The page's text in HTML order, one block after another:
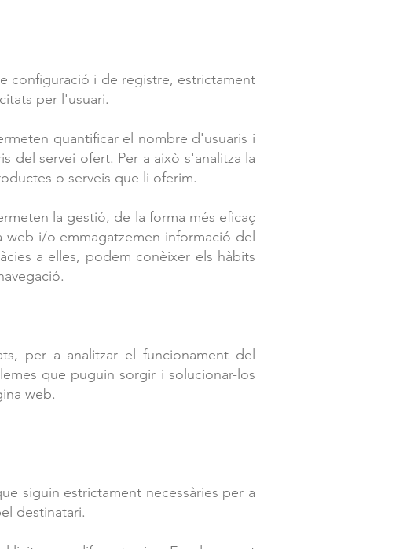
configuració i de registre, estrictament
per l'usuari.
quantificar el nombre d'usuaris i
del servei ofert. Per a això s'analitza la
o serveis que li oferim.
la gestió, de la forma més eficaç
i/o emmagatzemen informació del
a elles, podem conèixer els hàbits
per a analitzar el funcionament del
que puguin sorgir i solucionar-los
web.
siguin estrictament necessàries per a
destinatari.